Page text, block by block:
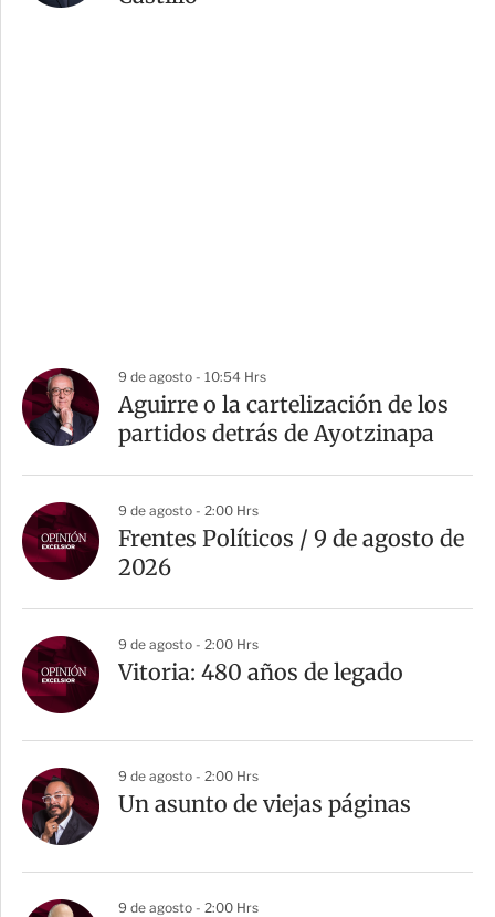
9 de agosto - 10:54 Hrs
Aguirre o la cartelización de los
partidos detrás de Ayotzinapa
9 de agosto - 2:00 Hrs
Frentes Políticos / 9 de agosto de
2026
9 de agosto - 2:00 Hrs
Vitoria: 480 años de legado
9 de agosto - 2:00 Hrs
Un asunto de viejas páginas
9 de agosto - 2:00 Hrs